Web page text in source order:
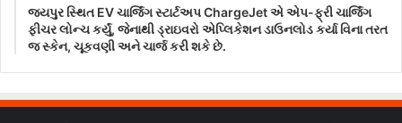
જયપુર સ્થિત EV ચાર્જિંગ સ્ટાર્ટઅપ ChargeJet એ એપ-ફ્રી ચાર્જિંગ
ફીચર લોન્ચ કર્યું, જેનાથી ડ્રાઇવરો એપ્લિકેશન ડાઉનલોડ કર્યા વિના તરત
જ સ્કેન, ચૂકવણી અને ચાર્જ કરી શકે છે.